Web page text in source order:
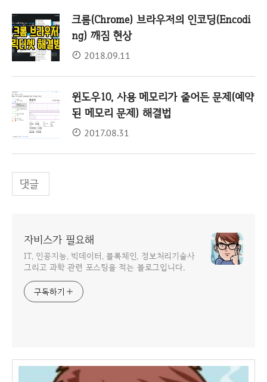
크롬(Chrome) 브라우저의 인코딩(Encodi
ng) 깨짐 현상
2018.09.11
윈도우10, 사용 메모리가 줄어든 문제(예약
된 메모리 문제) 해결법
2017.08.31
댓글
자비스가 필요해
IT, 인공지능, 빅데이터, 블록체인, 정보처리기술사
그리고 과학 관련 포스팅을 적는 블로그입니다.
구독하기